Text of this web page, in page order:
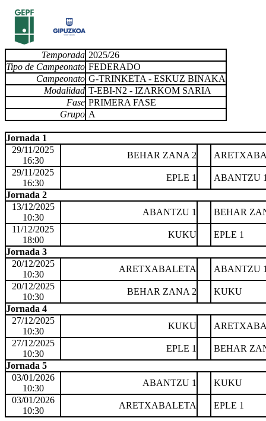
Temporada 2025/26
Tipo de Campeonato FEDERADO
Campeonato G-TRINKETA - ESKUZ BINAKA
Modalidad T-EBI-N2 - IZARKOM SARIA
Fase PRIMERA FASE
Grupo A
Jornada 1
29/11/2025
16:30
BEHAR ZANA 2
29/11/2025
16:30
EPLE 1
ABANTZU
Jornada 2
13/12/2025
10:30
ABANTZU 1
BEHAR
11/12/2025
18:00
KUKU
EPLE 1
Jornada 3
20/12/2025
10:30
ARETXABALETA
ABANTZU
20/12/2025
10:30
BEHAR ZANA 2
KUKU
Jornada 4
27/12/2025
10:30
KUKU
27/12/2025
10:30
EPLE 1
BEHAR
Jornada 5
03/01/2026
10:30
ABANTZU 1
KUKU
03/01/2026
10:30
ARETXABALETA EPLE 1